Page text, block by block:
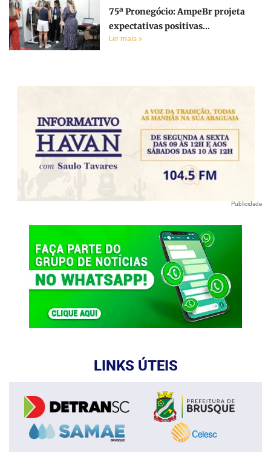
75ª Pronegócio: AmpeBr projeta
expectativas positivas...
Ler mais »
Publicidade
LINKS ÚTEIS